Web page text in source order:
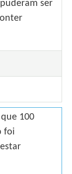
ser
100
foi